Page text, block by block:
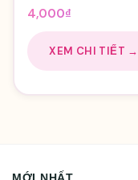
4,000₫
XEM CHI TIẾT →